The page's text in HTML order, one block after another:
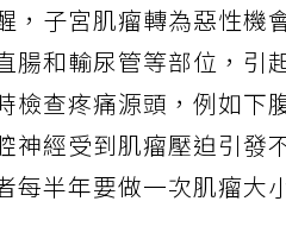
，子宮肌瘤轉為惡性機
腸和輸尿管等部位，引
檢查疼痛源頭，例如下
神經受到肌瘤壓迫引發
每半年要做一次肌瘤大